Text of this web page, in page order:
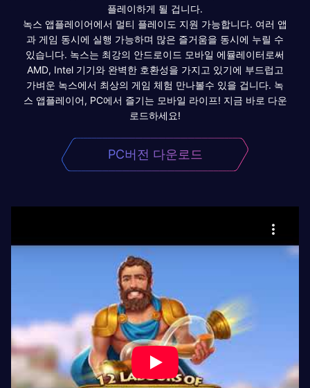
플레이하게 될 겁니다.
녹스 앱플레이어에서 멀티 플레이도 지원 가능합니다. 여러 앱
과 게임 동시에 실행 가능하며 많은 즐거움을 동시에 누릴 수
있습니다. 녹스는 최강의 안드로이드 모바일 에뮬레이터로써
AMD, Intel 기기와 완벽한 호환성을 가지고 있기에 부드럽고
가벼운 녹스에서 최상의 게임 체험 만나볼수 있을 겁니다. 녹
스 앱플레이어, PC에서 즐기는 모바일 라이프! 지금 바로 다운
로드하세요!
PC버전 다운로드